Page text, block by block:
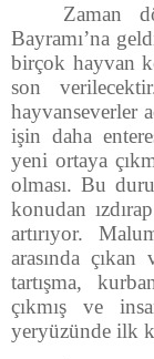
Zaman
Bayramı’na
birçok hayvan
son
hayvanseverler
işin daha
yeni ortaya
olması. Bu
konudan
artırıyor.
arasında
tartışma,
çıkmış ve
yeryüzünde ilk